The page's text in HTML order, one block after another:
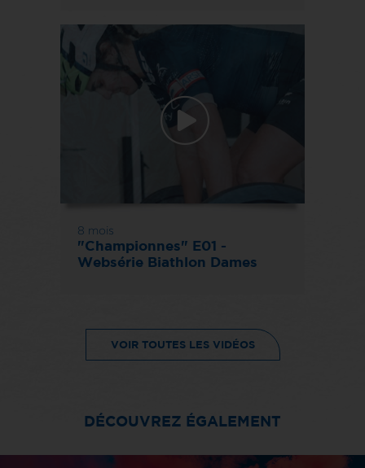
8 mois
"Championnes" E01 -
Websérie Biathlon Dames
VOIR TOUTES LES VIDÉOS
DÉCOUVREZ ÉGALEMENT